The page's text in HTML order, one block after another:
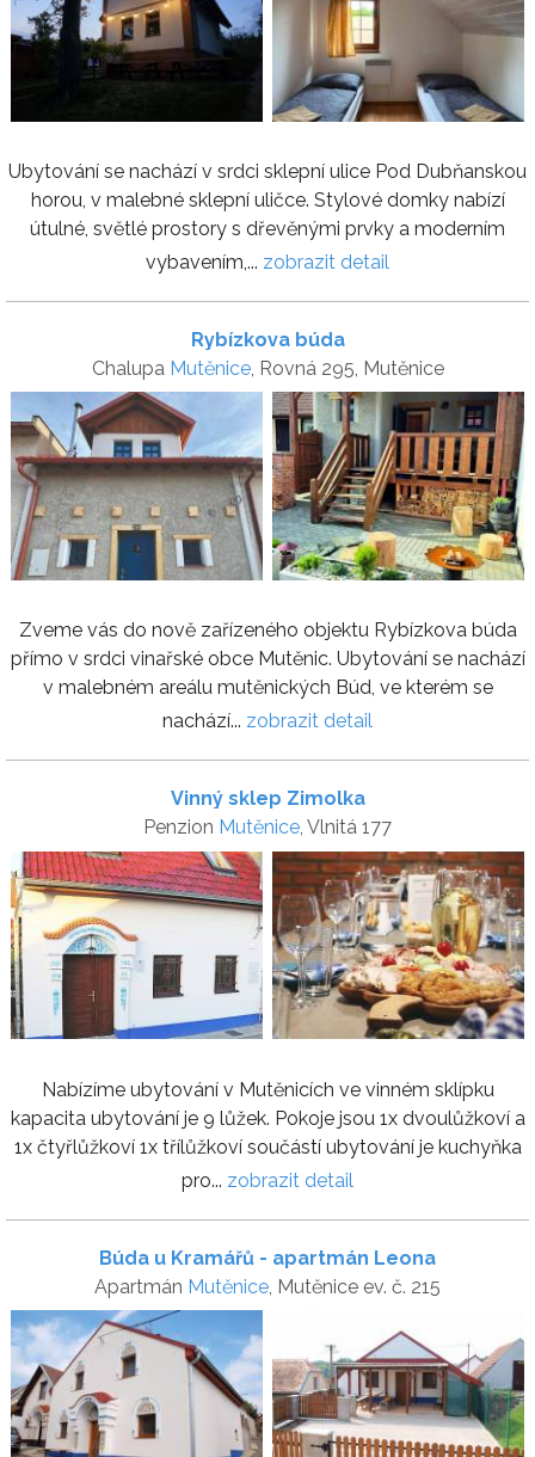
Ubytování se nachází v srdci sklepní ulice Pod Dubňanskou
horou, v malebné sklepní uličce. Stylové domky nabízí
útulné, světlé prostory s dřevěnými prvky a moderním
vybavením,... zobrazit detail
Rybízkova búda
Chalupa Mutěnice, Rovná 295, Mutěnice
Zveme vás do nově zařízeného objektu Rybízkova búda
přímo v srdci vinařské obce Mutěnic. Ubytování se nachází
v malebném areálu mutěnických Búd, ve kterém se
nachází... zobrazit detail
Vinný sklep Zimolka
Penzion Mutěnice, Vlnitá 177
Nabízíme ubytování v Mutěnicích ve vinném sklípku
kapacita ubytování je 9 lůžek. Pokoje jsou 1x dvoulůžkoví a
1x čtyřlůžkoví 1x třílůžkoví součástí ubytování je kuchyňka
pro... zobrazit detail
Búda u Kramářů - apartmán Leona
Apartmán Mutěnice , Mutěnice ev. č. 215